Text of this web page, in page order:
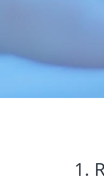
1.